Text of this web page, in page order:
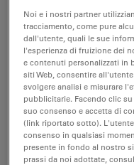
Undesign flessibile
con accessori
comfort del chirurgo,
consente di
risultati migliori ai
Noi e i nostri partner
tracciamento, come pure
dall'utente, quali le sue
l'esperienza di fruizione dei
e contenuti personalizzati in
siti Web, consentire
svolgere analisi e misurare
pubblicitarie. Facendo clic
suo consenso e accetta di
(link riportato sotto).
consenso in qualsiasi
presente in fondo al nostro
prassi da noi adottate,